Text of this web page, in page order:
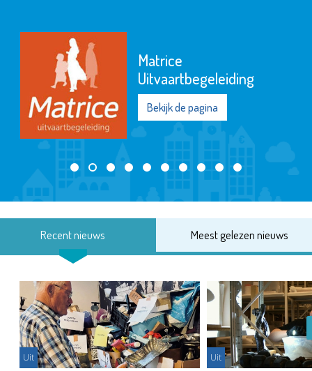
Matrice
Uitvaartbegeleiding
Bekijk de pagina
Recent nieuws Meest gelezen nieuws
Uit Uit